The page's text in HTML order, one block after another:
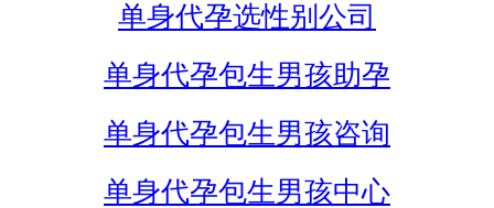
单身代孕选性别公司
单身代孕包生男孩助孕
单身代孕包生男孩咨询
单身代孕包生男孩中心